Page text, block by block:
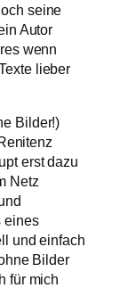
seine
Autor
wenn
lieber
Bilder!)
erst dazu
Netz
eines
und einfach
Bilder
für mich